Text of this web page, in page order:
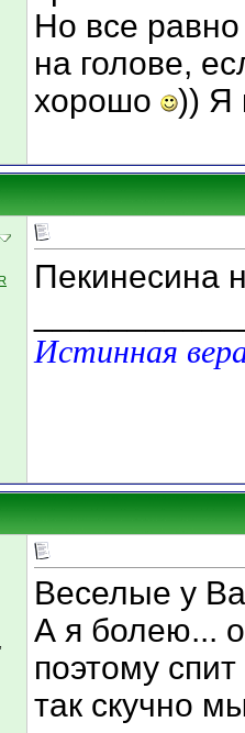
Но все равно
на голове,
хорошо
)) Я
Пекинесина
Истинная
Веселые у
А я болею...
поэтому
так скучно